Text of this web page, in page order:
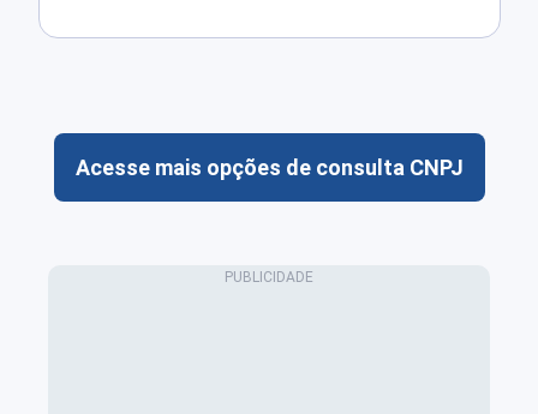
Acesse mais opções de consulta CNPJ